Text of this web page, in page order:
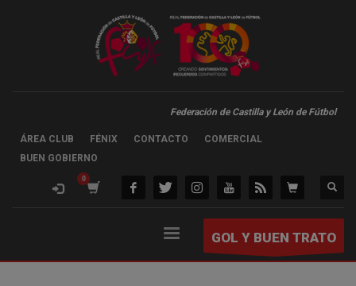
Federación de Castilla y León de Fútbol
ÁREA CLUB FÉNIX CONTACTO
COMERCIAL
BUEN GOBIERNO
GOL Y BUEN TRATO